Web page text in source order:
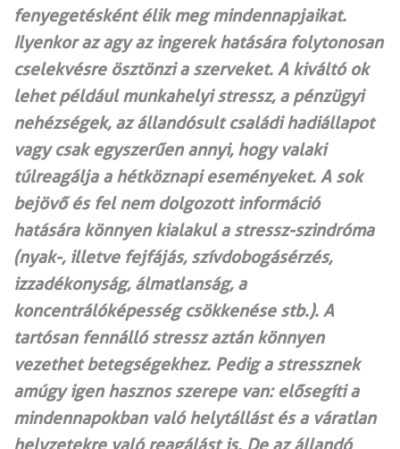
fenyegetésként élik meg mindennapjaikat.
Ilyenkor az agy az ingerek hatására folytonosan
cselekvésre ösztönzi a szerveket. A kiváltó ok
lehet például munkahelyi stressz, a pénzügyi
nehézségek, az állandósult családi hadiállapot
vagy csak egyszerűen annyi, hogy valaki
túlreagálja a hétköznapi eseményeket. A sok
bejövő és fel nem dolgozott információ
hatására könnyen kialakul a stressz-szindróma
(nyak-, illetve fejfájás, szívdobogásérzés,
izzadékonyság, álmatlanság, a
koncentrálóképesség csökkenése stb.). A
tartósan fennálló stressz aztán könnyen
vezethet betegségekhez. Pedig a stressznek
amúgy igen hasznos szerepe van: elősegíti a
mindenna­pokban való helytállást és a váratlan
helyzetekre való reagálást is. De az állandó